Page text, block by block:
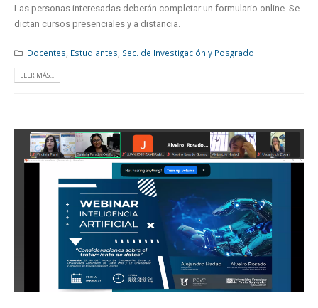
Las personas interesadas deberán completar un formulario online. Se
dictan cursos presenciales y a distancia.
Docentes Estudiantes Sec. de Investigación y Posgrado
LEER MÁS...